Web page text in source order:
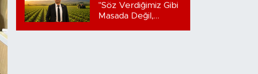
"Söz Verdiğimiz Gibi
Masada Değil,